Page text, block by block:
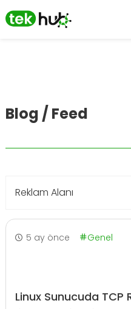
Blog / Feed
Reklam Alanı
5 ay önce Genel
Linux Sunucuda TCP